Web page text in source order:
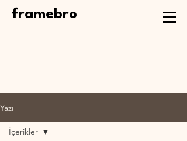
framebro
Yazı
İçerikler